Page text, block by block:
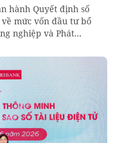
hành Quyết định số
mức vốn đầu tư bổ
nghiệp và Phát...